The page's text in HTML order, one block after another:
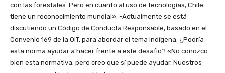
con las forestales. Pero en cuanto al uso de tecnologías, Chile
tiene un reconocimiento mundial». -Actualmente se está
discutiendo un Código de Conducta Responsable, basado en el
Convenio 169 de la OIT, para abordar el tema indígena. ¿Podría
esta norma ayudar a hacer frente a este desafío? «No conozco
bien esta normativa, pero creo que sí puede ayudar. Nuestros